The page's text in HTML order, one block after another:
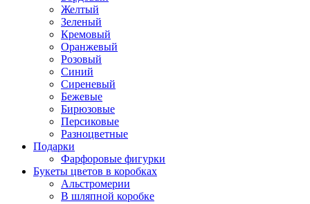
Желтый
Зеленый
Кремовый
Оранжевый
Розовый
Синий
Сиреневый
Бежевые
Бирюзовые
Персиковые
Разноцветные
Подарки
Фарфоровые фигурки
Букеты цветов в коробках
Альстромерии
В шляпной коробке